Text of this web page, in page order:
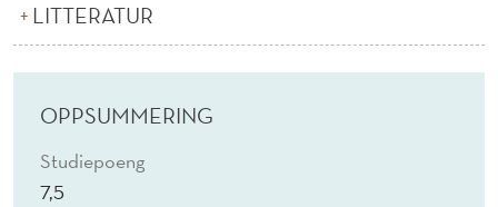
LITTERATUR
OPPSUMMERING
Studiepoeng
7,5